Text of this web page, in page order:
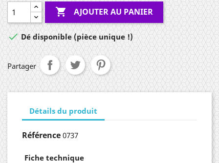
 AJOUTER AU PANIER
Dé disponible (pièce unique !)
Partager
Détails du produit
Référence 0737
Fiche technique